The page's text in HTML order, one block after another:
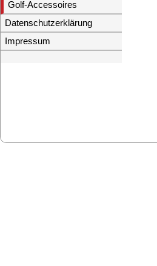
Golf-Accessoires
Datenschutzerklärung
Impressum